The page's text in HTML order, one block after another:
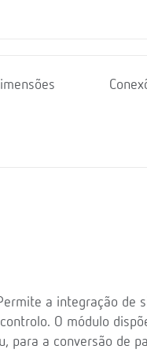
a integração de
O módulo
para a conversão de